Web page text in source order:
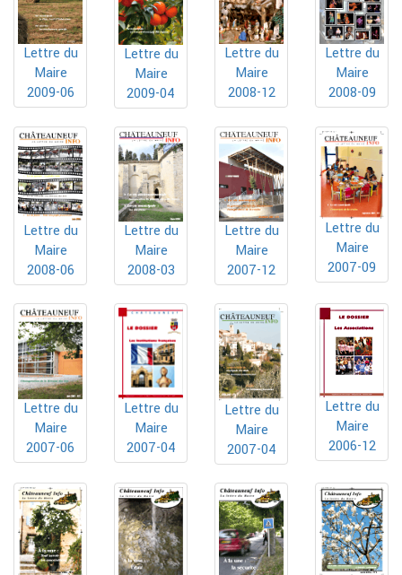
Lettre du
Maire
2009-06
Lettre du
Maire
2009-04
Lettre du
Maire
2008-12
Lettre du
Maire
2008-09
Lettre du
Maire
2008-06
Lettre du
Maire
2008-03
Lettre du
Maire
2007-12
Lettre du
Maire
2007-09
Lettre du
Maire
2007-06
Lettre du
Maire
2007-04
Lettre du
Maire
2007-04
Lettre du
Maire
2006-12